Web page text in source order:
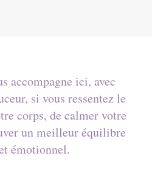
accompagne ici, avec
si vous ressentez le
corps, de calmer votre
un meilleur équilibre
émotionnel.